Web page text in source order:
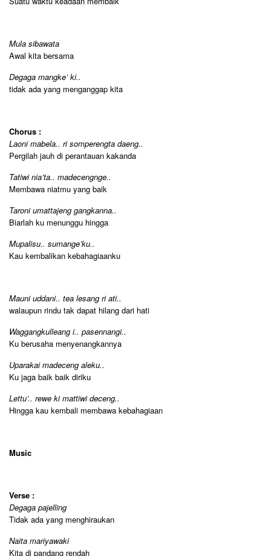
Mula sibawata
Awal kita bersama
Degaga mangke’ ki..
tidak ada yang menganggap kita
Chorus :
Laoni mabela.. ri somperengta daeng..
Pergilah jauh di perantauan kakanda
Tatiwi nia’ta.. madecengnge..
Membawa niatmu yang baik
Taroni umattajeng gangkanna..
Biarlah ku menunggu hingga
Mupalisu.. sumange’ku..
Kau kembalikan kebahagiaanku
Mauni uddani.. tea lesang ri ati..
walaupun rindu tak dapat hilang dari hati
Waggangkulleang i.. pasennangi..
Ku berusaha menyenangkannya
Uparakai madeceng aleku..
Ku jaga baik baik diriku
Lettu’.. rewe ki mattiwi deceng..
Hingga kau kembali membawa kebahagiaan
Music
Verse :
Degaga pajelling
Tidak ada yang menghiraukan
Naita mariyawaki
Kita di pandang rendah